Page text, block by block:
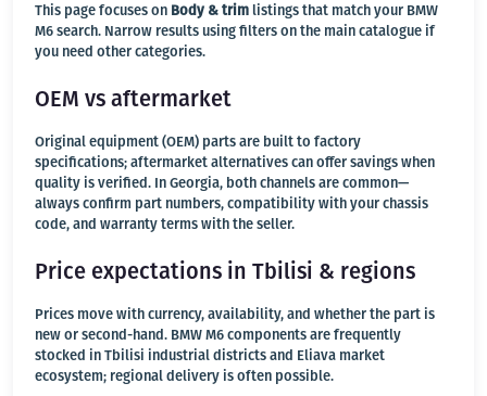
This page focuses on Body & trim listings that match your BMW
M6 search. Narrow results using filters on the main catalogue if
you need other categories.
OEM vs aftermarket
Original equipment (OEM) parts are built to factory
specifications; aftermarket alternatives can offer savings when
quality is verified. In Georgia, both channels are common—
always confirm part numbers, compatibility with your chassis
code, and warranty terms with the seller.
Price expectations in Tbilisi & regions
Prices move with currency, availability, and whether the part is
new or second-hand. BMW M6 components are frequently
stocked in Tbilisi industrial districts and Eliava market
ecosystem; regional delivery is often possible.